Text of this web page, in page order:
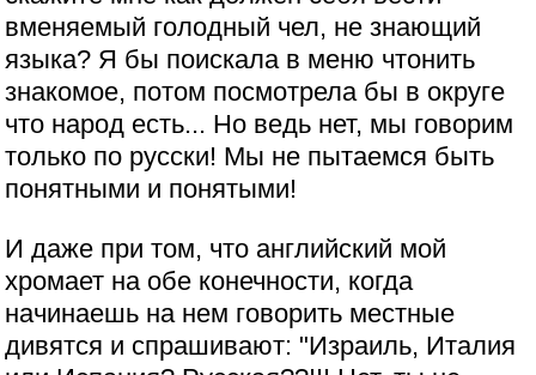
вменяемый голодный чел, не знающий
языка? Я бы поискала в меню чтонить
знакомое, потом посмотрела бы в округе
что народ есть... Но ведь нет, мы говорим
только по русски! Мы не пытаемся быть
понятными и понятыми!
И даже при том, что английский мой
хромает на обе конечности, когда
начинаешь на нем говорить местные
дивятся и спрашивают: "Израиль, Италия